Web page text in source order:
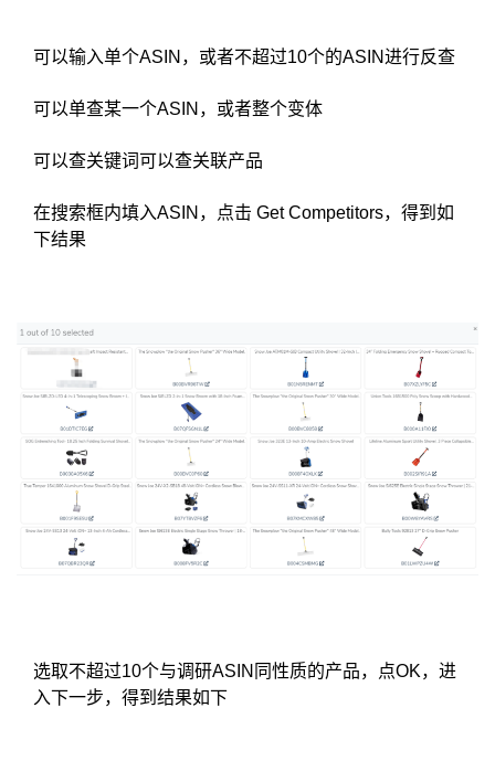
可以输入单个ASIN，或者不超过10个的ASIN进行反查
可以单查某一个ASIN，或者整个变体
可以查关键词可以查关联产品
在搜索框内填入ASIN，点击 Get Competitors，得到如
下结果
选取不超过10个与调研ASIN同性质的产品，点OK，进
入下一步，得到结果如下